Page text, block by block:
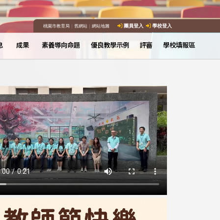
桃園市教育局｜ 舊網站｜ 網站地圖 團員登入 學校登入
成果 素養導向命題 優良教學示例 評審 學校填報區